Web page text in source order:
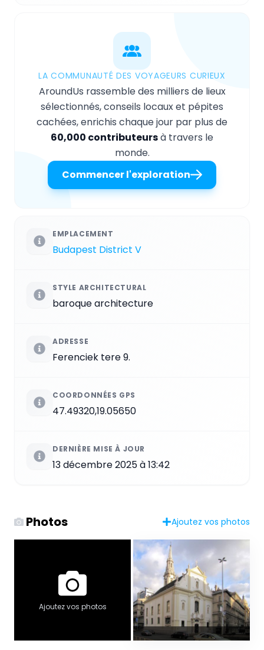
LA COMMUNAUTÉ DES VOYAGEURS CURIEUX
AroundUs rassemble des milliers de lieux
sélectionnés, conseils locaux et pépites
cachées, enrichis chaque jour par plus de
60,000 contributeursà travers le
monde.
Commencer l'exploration
EMPLACEMENT
Budapest District V
STYLE ARCHITECTURAL
baroque architecture
ADRESSE
Ferenciek tere 9.
COORDONNÉES GPS
47.49320,19.05650
DERNIÈRE MISE À JOUR
13 décembre 2025 à 13:42
Photos Ajoutez vos photos
Ajoutez vos photos